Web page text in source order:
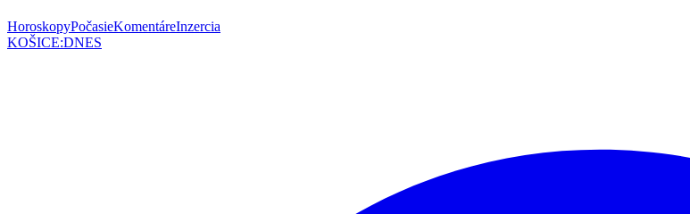
HoroskopyPočasieKomentáreInzercia
KOŠICE:DNES